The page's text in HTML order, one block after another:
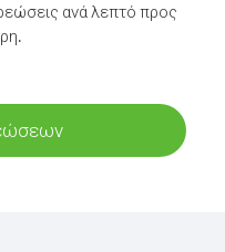
ανά λεπτό προς